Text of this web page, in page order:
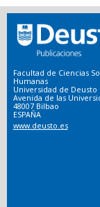
Facultad de Ciencias
Humanas
Universidad de Deusto
Avenida de las
48007 Bilbao
ESPAÑA
www.deusto.es